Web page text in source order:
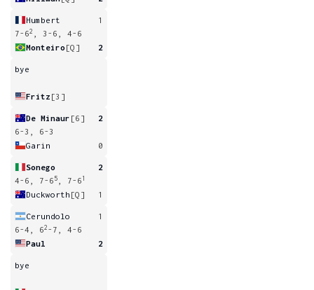
Humbert
1
7-62
, 3-6, 4-6
Monteiro [Q] 2
bye
Fritz [3]
De Minaur [6]
2
6-3, 6-3
Garin
0
Sonego
2
4-6, 7-6 5 , 7-6 1
Duckworth [Q] 1
Cerundolo
1
6-4, 62 -7, 4-6
Paul
2
bye